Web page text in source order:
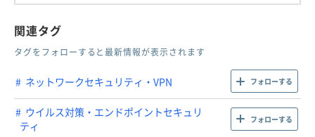
関連タグ
タグをフォローすると最新情報が表示されます
ネットワークセキュリティ・VPN フォローする
ウイルス対策・エンドポイントセキュリ
ティ
フォローする